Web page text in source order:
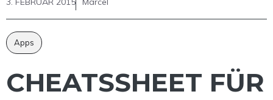
Apps
CHEATSSHEET FÜR